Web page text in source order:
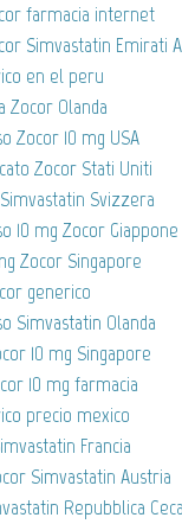
farmacia internet
Simvastatin Emirati
en el peru
Zocor Olanda
Zocor 10 mg USA
Zocor Stati Uniti
Svizzera
10 mg Zocor Giappone
Zocor Singapore
generico
Simvastatin Olanda
10 mg Singapore
10 mg farmacia
precio mexico
Francia
Simvastatin Austria
Repubblica Ceca